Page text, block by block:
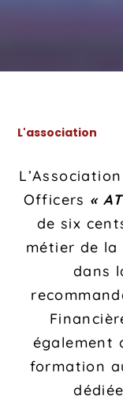
L'association
Officers «
de six
métier de
dans
également
formation